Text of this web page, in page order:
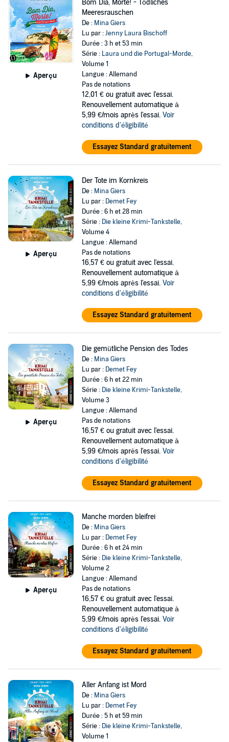
Aperçu
Bom Dia, Morte! - Tödliches
Meeresrauschen
De : Mina Giers
Lu par :Jenny Laura Bischoff
Durée : 3 h et 53 min
Série : Laura und die Portugal-Morde,
Volume 1
Langue : Allemand
Pas de notations
12,01 € ou gratuit avec l'essai.
Renouvellement automatique à
5,99 €/mois après l'essai. Voir
conditions d'éligibilité
Essayez Standard gratuitement
Aperçu
Der Tote im Kornkreis
De : Mina Giers
Lu par : Demet Fey
Durée : 6 h et 28 min
Série : Die kleine Krimi-Tankstelle,
Volume 4
Langue : Allemand
Pas de notations
16,57 € ou gratuit avec l'essai.
Renouvellement automatique à
5,99 €/mois après l'essai. Voir
conditions d'éligibilité
Essayez Standard gratuitement
Aperçu
Die gemütliche Pension des Todes
De : Mina Giers
Lu par : Demet Fey
Durée : 6 h et 22 min
Série : Die kleine Krimi-Tankstelle,
Volume 3
Langue : Allemand
Pas de notations
16,57 € ou gratuit avec l'essai.
Renouvellement automatique à
5,99 €/mois après l'essai. Voir
conditions d'éligibilité
Essayez Standard gratuitement
Aperçu
Manche morden bleifrei
De : Mina Giers
Lu par : Demet Fey
Durée : 6 h et 24 min
Série : Die kleine Krimi-Tankstelle,
Volume 2
Langue : Allemand
Pas de notations
16,57 € ou gratuit avec l'essai.
Renouvellement automatique à
5,99 €/mois après l'essai. Voir
conditions d'éligibilité
Essayez Standard gratuitement
Aller Anfang ist Mord
De : Mina Giers
Lu par : Demet Fey
Durée : 5 h et 59 min
Série : Die kleine Krimi-Tankstelle,
Volume 1